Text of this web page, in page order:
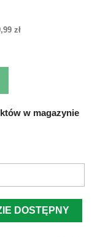
zł
w magazynie
DOSTĘPNY